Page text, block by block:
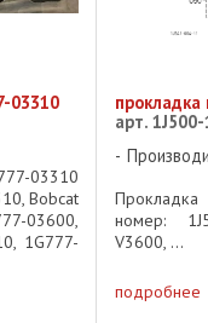
03310
03310
Bobcat
03600,
1G777-
арт.
номер:
V3600, ...
подробнее